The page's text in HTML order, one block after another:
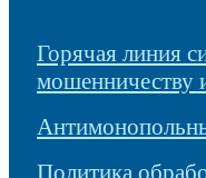
Горячая линия
мошенничеству